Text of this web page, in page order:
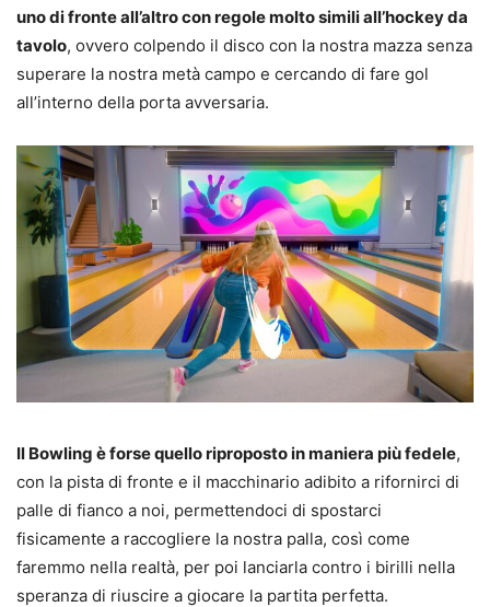
uno di fronte all’altro con regole molto simili all’hockey da
tavolo, ovvero colpendo il disco con la nostra mazza senza
superare la nostra metà campo e cercando di fare gol
all’interno della porta avversaria.
Il Bowling è forse quello riproposto in maniera più fedele,
con la pista di fronte e il macchinario adibito a rifornirci di
palle di fianco a noi, permettendoci di spostarci
fisicamente a raccogliere la nostra palla, così come
faremmo nella realtà, per poi lanciarla contro i birilli nella
speranza di riuscire a giocare la partita perfetta.